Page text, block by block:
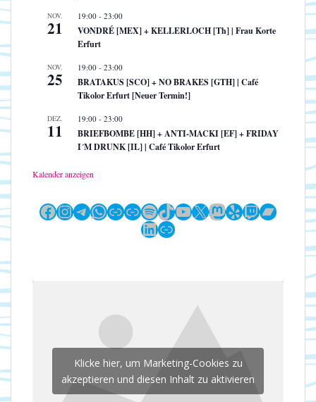
NOV.
21
19:00 - 23:00
VONDRÉ [MEX] + KELLERLOCH [Th] | Frau Korte
Erfurt
NOV.
25
19:00 - 23:00
BRATAKUS [SCO] + NO BRAKES [GTH] | Café
Tikolor Erfurt [Neuer Termin!]
DEZ.
11
19:00 - 23:00
BRIEFBOMBE [HH] + ANTI-MACKI [EF] + FRIDAY
I´M DRUNK [IL] | Café Tikolor Erfurt
Kalender anzeigen
Facebook
Instagram
Telegram
WhatsApp
LinkLinkSpotify
TikTok
YouTube
X Mastodon
YelpTwitch
LinkedIn
Link
Klicke hier, um Marketing-Cookies zu
akzeptieren und diesen Inhalt zu aktivieren